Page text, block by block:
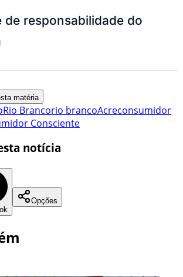
responsabilidade do
matéria
Rio Brancorio brancoAcreconsumidor
Consciente
notícia
Opções